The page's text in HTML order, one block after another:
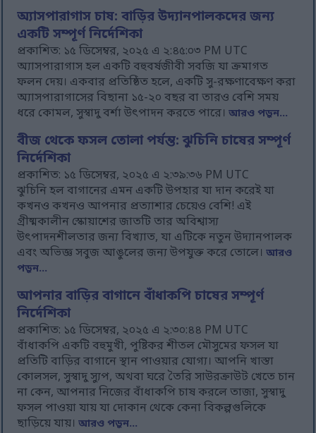
অ্যাসপারাগাস চাষ: বাড়ির উদ্যানপালকদের জন্য
একটি সম্পূর্ণ নির্দেশিকা
প্রকাশিত: ১৫ ডিসেম্বর, ২০২৫ এ ২:৪৫:০৩ PM UTC
অ্যাসপারাগাস হল একটি বহুবর্ষজীবী সবজি যা ক্রমাগত
ফলন দেয়। একবার প্রতিষ্ঠিত হলে, একটি সু-রক্ষণাবেক্ষণ করা
অ্যাসপারাগাসের বিছানা ১৫-২০ বছর বা তারও বেশি সময়
ধরে কোমল, সুস্বাদু বর্শা উৎপাদন করতে পারে।আরও পড়ুন...
বীজ থেকে ফসল তোলা পর্যন্ত: ঝুচিনি চাষের সম্পূর্ণ
নির্দেশিকা
প্রকাশিত: ১৫ ডিসেম্বর, ২০২৫ এ ২:৩৯:৩৬ PM UTC
ঝুচিনি হল বাগানের এমন একটি উপহার যা দান করেই যা
কখনও কখনও আপনার প্রত্যাশার চেয়েও বেশি! এই
গ্রীষ্মকালীন স্কোয়াশের জাতটি তার অবিশ্বাস্য
উৎপাদনশীলতার জন্য বিখ্যাত, যা এটিকে নতুন উদ্যানপালক
এবং অভিজ্ঞ সবুজ আঙুলের জন্য উপযুক্ত করে তোলে।আরও
পড়ুন...
আপনার বাড়ির বাগানে বাঁধাকপি চাষের সম্পূর্ণ
নির্দেশিকা
প্রকাশিত: ১৫ ডিসেম্বর, ২০২৫ এ ২:৩০:৪৪ PM UTC
বাঁধাকপি একটি বহুমুখী, পুষ্টিকর শীতল মৌসুমের ফসল যা
প্রতিটি বাড়ির বাগানে স্থান পাওয়ার যোগ্য। আপনি খাস্তা
কোলসল, সুস্বাদু স্যুপ, অথবা ঘরে তৈরি সাউরক্রাউট খেতে চান
না কেন, আপনার নিজের বাঁধাকপি চাষ করলে তাজা, সুস্বাদু
ফসল পাওয়া যায় যা দোকান থেকে কেনা বিকল্পগুলিকে
ছাড়িয়ে যায়।আরও পড়ুন...